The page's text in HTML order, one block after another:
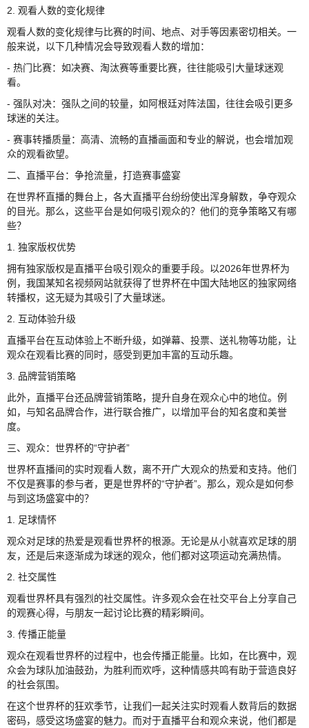
2. 观看人数的变化规律
观看人数的变化规律与比赛的时间、地点、对手等因素密切相关。一
般来说，以下几种情况会导致观看人数的增加：
- 热门比赛：如决赛、淘汰赛等重要比赛，往往能吸引大量球迷观
看。
- 强队对决：强队之间的较量，如阿根廷对阵法国，往往会吸引更多
球迷的关注。
- 赛事转播质量：高清、流畅的直播画面和专业的解说，也会增加观
众的观看欲望。
二、直播平台：争抢流量，打造赛事盛宴
在世界杯直播的舞台上，各大直播平台纷纷使出浑身解数，争夺观众
的目光。那么，这些平台是如何吸引观众的？他们的竞争策略又有哪
些？
1. 独家版权优势
拥有独家版权是直播平台吸引观众的重要手段。以2026年世界杯为
例，我国某知名视频网站就获得了世界杯在中国大陆地区的独家网络
转播权，这无疑为其吸引了大量球迷。
2. 互动体验升级
直播平台在互动体验上不断升级，如弹幕、投票、送礼物等功能，让
观众在观看比赛的同时，感受到更加丰富的互动乐趣。
3. 品牌营销策略
此外，直播平台还品牌营销策略，提升自身在观众心中的地位。例
如，与知名品牌合作，进行联合推广，以增加平台的知名度和美誉
度。
三、观众：世界杯的“守护者”
世界杯直播间的实时观看人数，离不开广大观众的热爱和支持。他们
不仅是赛事的参与者，更是世界杯的“守护者”。那么，观众是如何参
与到这场盛宴中的？
1. 足球情怀
观众对足球的热爱是观看世界杯的根源。无论是从小就喜欢足球的朋
友，还是后来逐渐成为球迷的观众，他们都对这项运动充满热情。
2. 社交属性
观看世界杯具有强烈的社交属性。许多观众会在社交平台上分享自己
的观赛心得，与朋友一起讨论比赛的精彩瞬间。
3. 传播正能量
观众在观看世界杯的过程中，也会传播正能量。比如，在比赛中，观
众会为球队加油鼓劲，为胜利而欢呼，这种情感共鸣有助于营造良好
的社会氛围。
在这个世界杯的狂欢季节，让我们一起关注实时观看人数背后的数据
密码，感受这场盛宴的魅力。而对于直播平台和观众来说，他们都是